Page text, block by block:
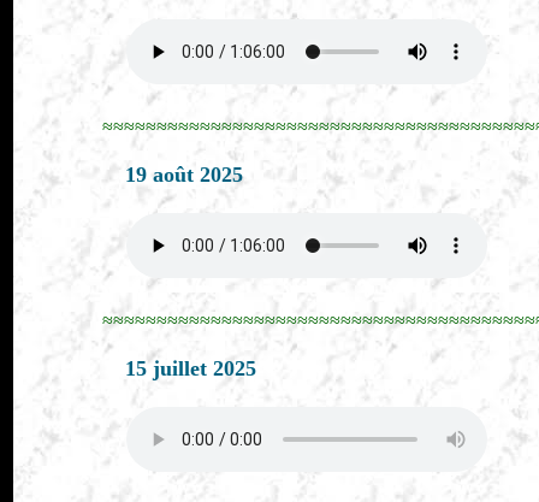
19 août 2025
15 juillet 2025